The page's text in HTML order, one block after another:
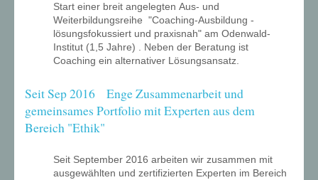
Start einer breit angelegten Aus- und
Weiterbildungsreihe "Coaching-Ausbildung -
lösungsfokussiert und praxisnah" am Odenwald-
Institut (1,5 Jahre) . Neben der Beratung ist
Coaching ein alternativer Lösungsansatz.
Seit Sep 2016 Enge Zusammenarbeit und
gemeinsames Portfolio mit Experten aus dem
Bereich "Ethik"
Seit September 2016 arbeiten wir zusammen mit
ausgewählten und zertifizierten Experten im Bereich